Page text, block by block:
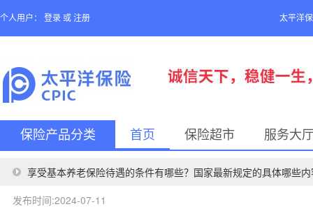
个人用户： 登录 或 注册 太平洋
保险产品分类 首页 保险超市 服务大
享受基本养老保险待遇的条件有哪些？国家最新规定的具体哪些
发布时间:2024-07-11